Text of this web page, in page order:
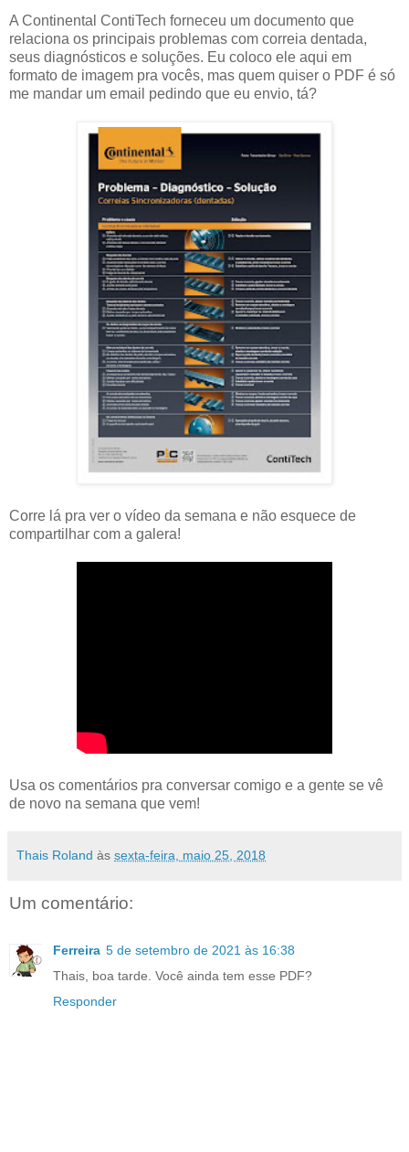
A Continental ContiTech forneceu um documento que
relaciona os principais problemas com correia dentada,
seus diagnósticos e soluções. Eu coloco ele aqui em
formato de imagem pra vocês, mas quem quiser o PDF é só
me mandar um email pedindo que eu envio, tá?
Corre lá pra ver o vídeo da semana e não esquece de
compartilhar com a galera!
Usa os comentários pra conversar comigo e a gente se vê
de novo na semana que vem!
Thais Roland às sexta-feira, maio 25, 2018
Um comentário:
Ferreira 5 de setembro de 2021 às 16:38
Thais, boa tarde. Você ainda tem esse PDF?
Responder